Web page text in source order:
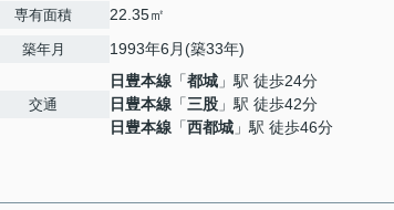
専有面積 22.35㎡
築年月 1993年6月(築33年)
交通
日豊本線 「都城 」駅 徒歩24分
日豊本線 「三股 」駅 徒歩42分
日豊本線 「西都城 」駅 徒歩46分